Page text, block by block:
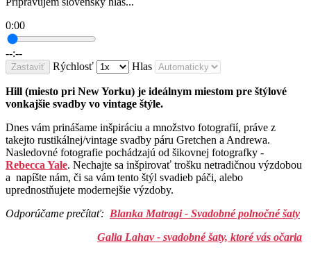
0:00
--:--
Zastaviť Rýchlosť Hlas
Hill (miesto pri New Yorku) je ideálnym miestom pre štýlové
vonkajšie svadby vo vintage štýle.
Dnes vám prinášame inšpiráciu a množstvo fotografií, práve z
takejto rustikálnej/vintage svadby páru Gretchen a Andrewa.
Nasledovné fotografie pochádzajú od šikovnej fotografky -
Rebecca Yale. Nechajte sa inšpirovať trošku netradičnou výzdobou
a napíšte nám, či sa vám tento štýl svadieb páči, alebo
uprednostňujete modernejšie výzdoby.
Odporúčame prečítať: Blanka Matragi - Svadobné polnočné šaty
Galia Lahav - svadobné šaty, ktoré vás očaria